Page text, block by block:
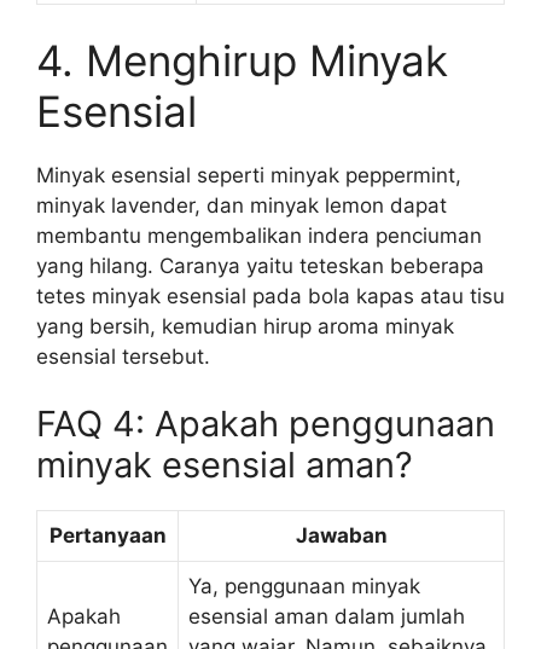
4. Menghirup Minyak
Esensial
Minyak esensial seperti minyak peppermint,
minyak lavender, dan minyak lemon dapat
membantu mengembalikan indera penciuman
yang hilang. Caranya yaitu teteskan beberapa
tetes minyak esensial pada bola kapas atau tisu
yang bersih, kemudian hirup aroma minyak
esensial tersebut.
FAQ 4: Apakah penggunaan
minyak esensial aman?
Pertanyaan Jawaban
Apakah
Ya, penggunaan minyak
esensial aman dalam jumlah